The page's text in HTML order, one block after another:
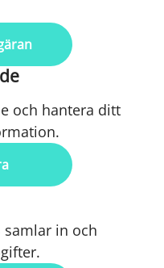
och hantera ditt
samlar in och